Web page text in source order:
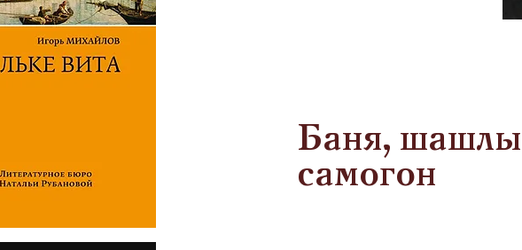
Баня,
самогон